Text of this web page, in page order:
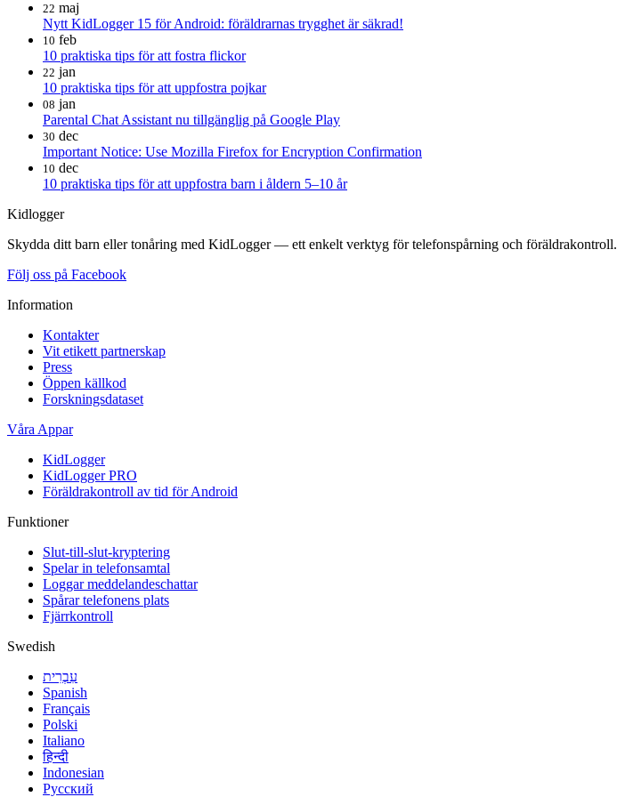
22 maj
Nytt KidLogger 15 för Android: föräldrarnas trygghet är säkrad!
10 feb
10 praktiska tips för att fostra flickor
22 jan
10 praktiska tips för att uppfostra pojkar
08 jan
Parental Chat Assistant nu tillgänglig på Google Play
30 dec
Important Notice: Use Mozilla Firefox for Encryption Confirmation
10 dec
10 praktiska tips för att uppfostra barn i åldern 5–10 år
Kidlogger
Skydda ditt barn eller tonåring med KidLogger — ett enkelt verktyg för telefonspårning och föräldrakontroll.
Följ oss på Facebook
Information
Kontakter
Vit etikett partnerskap
Press
Öppen källkod
Forskningsdataset
Våra Appar
KidLogger
KidLogger PRO
Föräldrakontroll av tid för Android
Funktioner
Slut-till-slut-kryptering
Spelar in telefonsamtal
Loggar meddelandeschattar
Spårar telefonens plats
Fjärrkontroll
Swedish
עִבְרִית
Spanish
Français
Polski
Italiano
हिन्दी
Indonesian
Русский